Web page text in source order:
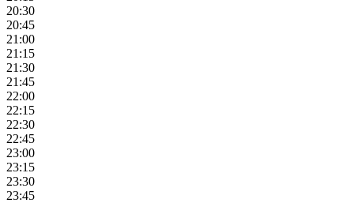
20:30
20:45
21:00
21:15
21:30
21:45
22:00
22:15
22:30
22:45
23:00
23:15
23:30
23:45